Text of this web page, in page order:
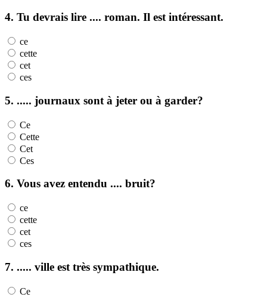
4. Tu devrais lire .... roman. Il est intéressant.
ce
cette
cet
ces
5. ..... journaux sont à jeter ou à garder?
Ce
Cette
Cet
Ces
6. Vous avez entendu .... bruit?
ce
cette
cet
ces
7. ..... ville est très sympathique.
Ce